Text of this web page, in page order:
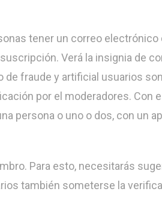
tener un correo
Verá la insignia de
fraude y artificial usuarios
por el moderadores. Con
persona o uno o dos, con un
Para esto, necesitarás
también someterse la